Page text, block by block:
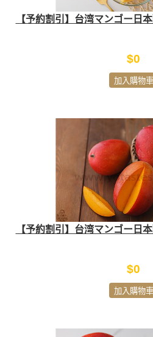
【予約割引】台湾マンゴー日
$0
加入購物車
【予約割引】台湾マンゴー日
$0
加入購物車